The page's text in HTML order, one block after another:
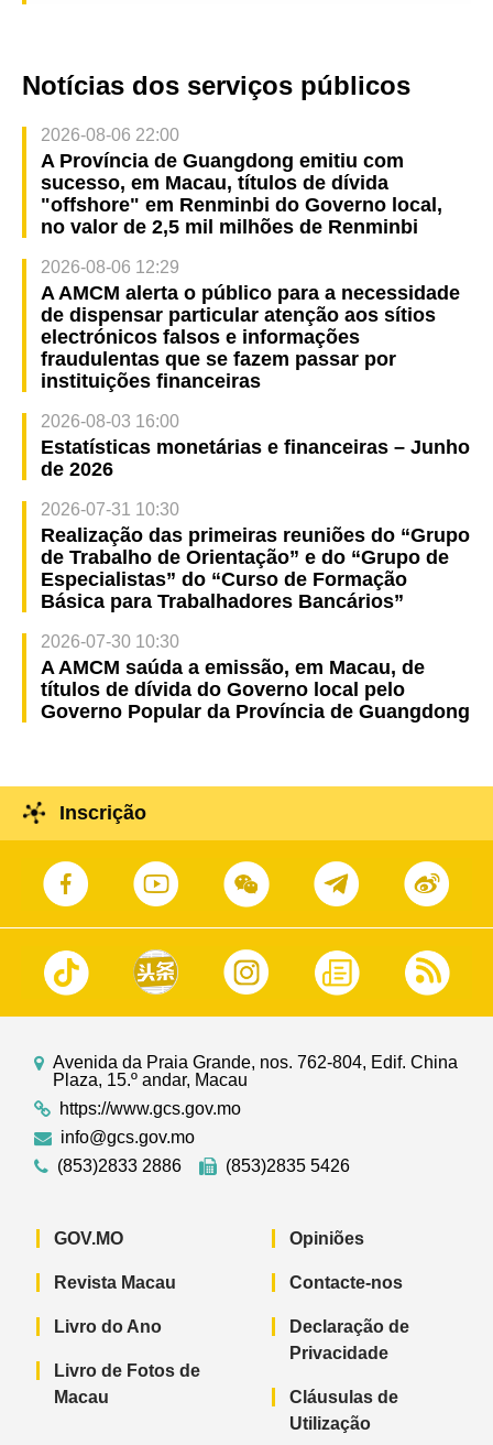
Notícias dos serviços públicos
2026-08-06 22:00
A Província de Guangdong emitiu com
sucesso, em Macau, títulos de dívida
"offshore" em Renminbi do Governo local,
no valor de 2,5 mil milhões de Renminbi
2026-08-06 12:29
A AMCM alerta o público para a necessidade
de dispensar particular atenção aos sítios
electrónicos falsos e informações
fraudulentas que se fazem passar por
instituições financeiras
2026-08-03 16:00
Estatísticas monetárias e financeiras – Junho
de 2026
2026-07-31 10:30
Realização das primeiras reuniões do “Grupo
de Trabalho de Orientação” e do “Grupo de
Especialistas” do “Curso de Formação
Básica para Trabalhadores Bancários”
2026-07-30 10:30
A AMCM saúda a emissão, em Macau, de
títulos de dívida do Governo local pelo
Governo Popular da Província de Guangdong
Inscrição
Avenida da Praia Grande, nos. 762-804, Edif. China
Plaza, 15.º andar, Macau
https://www.gcs.gov.mo
info@gcs.gov.mo
(853)2833 2886
(853)2835 5426
GOV.MO
Revista Macau
Livro do Ano
Livro de Fotos de
Macau
Opiniões
Contacte-nos
Declaração de
Privacidade
Cláusulas de
Utilização